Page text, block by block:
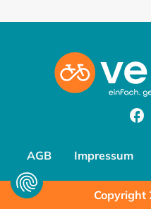
AGB Impressum
Copyright